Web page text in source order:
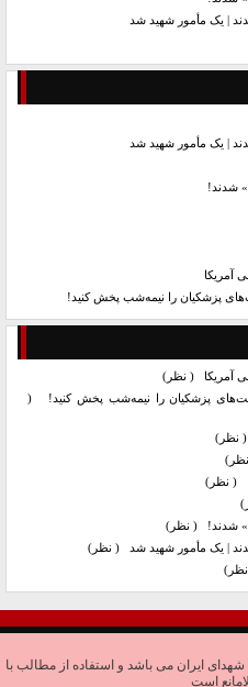
| یک مأمور شهید شد
| یک مأمور شهید شد
شدند!
آمریکا
پزشکیان را نیمه‌شب پخش کنید!
آمریکا
( نظر)
پزشکیان را نیمه‌شب پخش کنید!
(
نظر)
( نظر)
شدند! ( نظر)
| یک مأمور شهید شد
( نظر)
ایران می باشد و استفاده از مطالب با
است